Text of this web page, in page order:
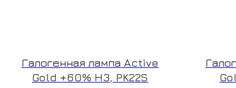
Галогенная лампа Active
Gold +60% H3, PK22S